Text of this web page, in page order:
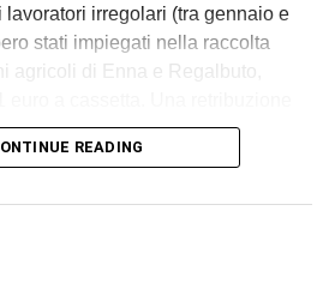
lavoratori irregolari (tra gennaio e
stati impiegati nella raccolta
agricoli di Enna e Regalbuto,
e sproporzionata rispetto ai minimi
di circa 70 ore settimanali, senza
le condizioni imposte dietro
READING